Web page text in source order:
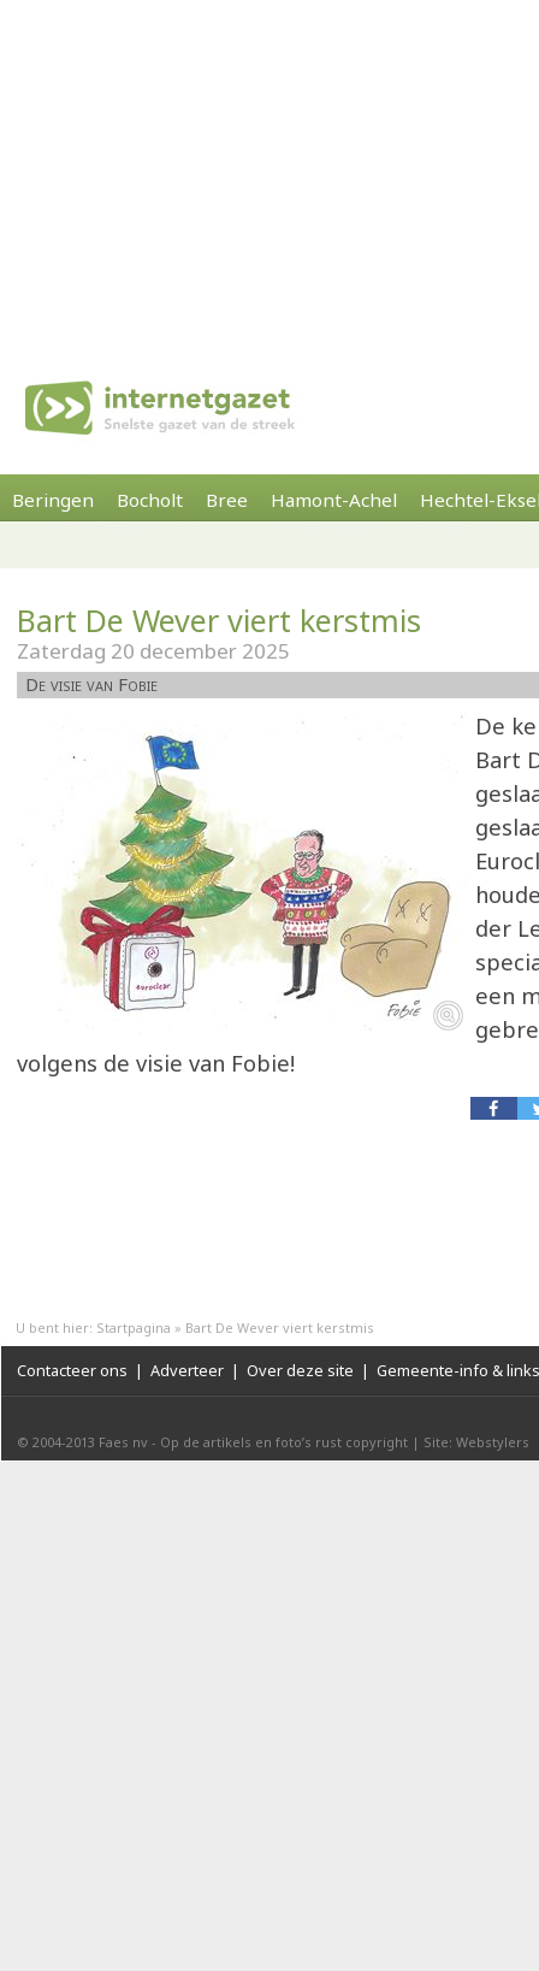
Beringen Bocholt Bree Hamont-Achel Hechtel-
Bart De Wever viert kerstmis
Zaterdag 20 december 2025
De visie van Fobie
De
Bart
der
een
volgens de visie van Fobie!
U bent hier: Startpagina » Bart De Wever viert kerstmis
Contacteer ons | Adverteer | Over deze site | Gemeente-info & links
© 2004-2013 Faes nv - Op de artikels en foto’s rust copyright | Site: Webstylers